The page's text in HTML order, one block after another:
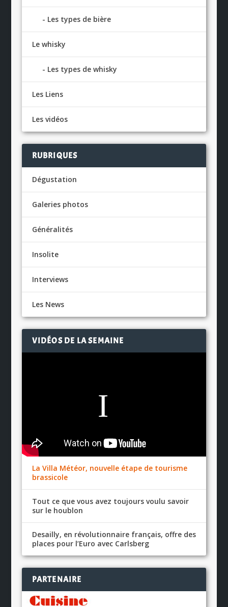
Les types de bière
Le whisky
Les types de whisky
Les Liens
Les vidéos
RUBRIQUES
Dégustation
Galeries photos
Généralités
Insolite
Interviews
Les News
VIDÉOS DE LA SEMAINE
La Villa Météor, nouvelle étape de tourisme
brassicole
Tout ce que vous avez toujours voulu savoir
sur le houblon
Desailly, en révolutionnaire français, offre des
places pour l’Euro avec Carlsberg
PARTENAIRE